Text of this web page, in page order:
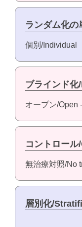
ランダム化
個別/Individual
ブラインド
オープン/Open
コントロール
無治療対照/No
層別化/